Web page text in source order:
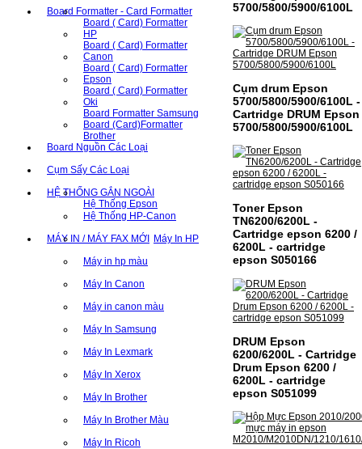
Board Formatter - Card Formatter
Board ( Card) Formatter
HP
Board ( Card) Formatter
Canon
Board ( Card) Formatter
Epson
Board ( Card) Formatter
Oki
Board Formatter Samsung
Board (Card)Formatter
Brother
Board Nguồn Các Loại
Cụm Sấy Các Loại
HỆ THỐNG GẮN NGOÀI
Hệ Thống Epson
Hệ Thống HP-Canon
MÁY IN / MÁY FAX MỚI Máy In HP
Máy in hp màu
Máy In Canon
Máy in canon màu
Máy In Samsung
Máy In Lexmark
Máy In Xerox
Máy In Brother
Máy In Brother Màu
Máy In Ricoh
5700/5800/5900/6100L
Cụm drum Epson
5700/5800/5900/6100L -
Cartridge DRUM Epson
5700/5800/5900/6100L
Toner Epson
TN6200/6200L -
Cartridge epson 6200 /
6200L - cartridge
epson S050166
DRUM Epson
6200/6200L - Cartridge
Drum Epson 6200 /
6200L - cartridge
epson S051099